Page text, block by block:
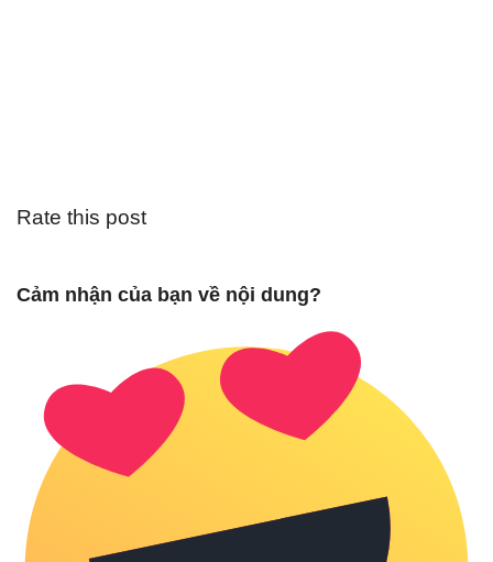
Rate this post
Cảm nhận của bạn về nội dung?